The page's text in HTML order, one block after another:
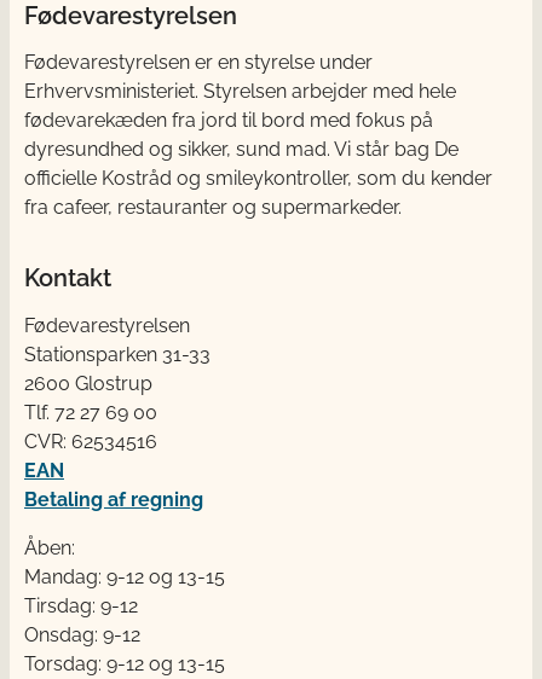
Fødevarestyrelsen
Fødevarestyrelsen er en styrelse under
Erhvervsministeriet. Styrelsen arbejder med hele
fødevarekæden fra jord til bord med fokus på
dyresundhed og sikker, sund mad. Vi står bag De
officielle Kostråd og smileykontroller, som du kender
fra cafeer, restauranter og supermarkeder.
Kontakt
Fødevarestyrelsen
Stationsparken 31-33
2600 Glostrup
Tlf. 72 2​​​7 69 00
CVR: 62534516
EAN
Betaling af regning
Åben:
Mandag: 9-12 og 13-15
Tirsdag: 9-12
Onsdag: 9-12
Torsdag: 9-12 og 13-15